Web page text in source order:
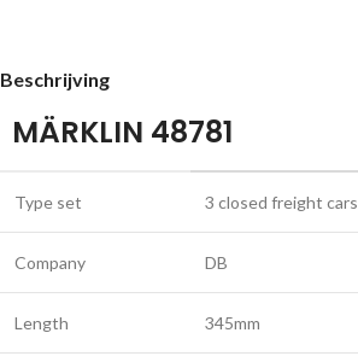
Beschrijving
MÄRKLIN 48781
Type set 3 closed freight cars
Company DB
Length 345mm